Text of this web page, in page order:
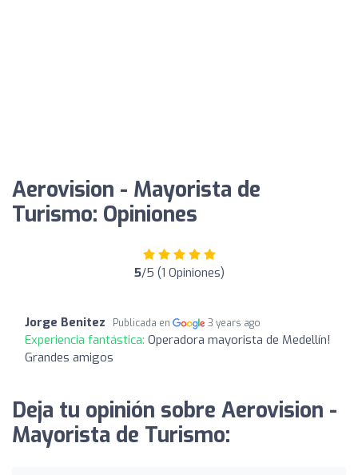
Aerovision - Mayorista de
Turismo: Opiniones
5/5 (1 Opiniones)
Jorge Benitez Publicada en 3 years ago
Experiencia fantástica: Operadora mayorista de Medellín!
Grandes amigos
Deja tu opinión sobre Aerovision -
Mayorista de Turismo: